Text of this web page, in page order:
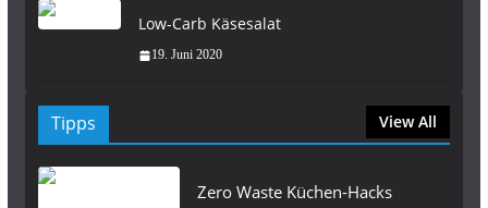
Low-Carb Käsesalat
19. Juni 2020
Tipps View All
Zero Waste Küchen-Hacks